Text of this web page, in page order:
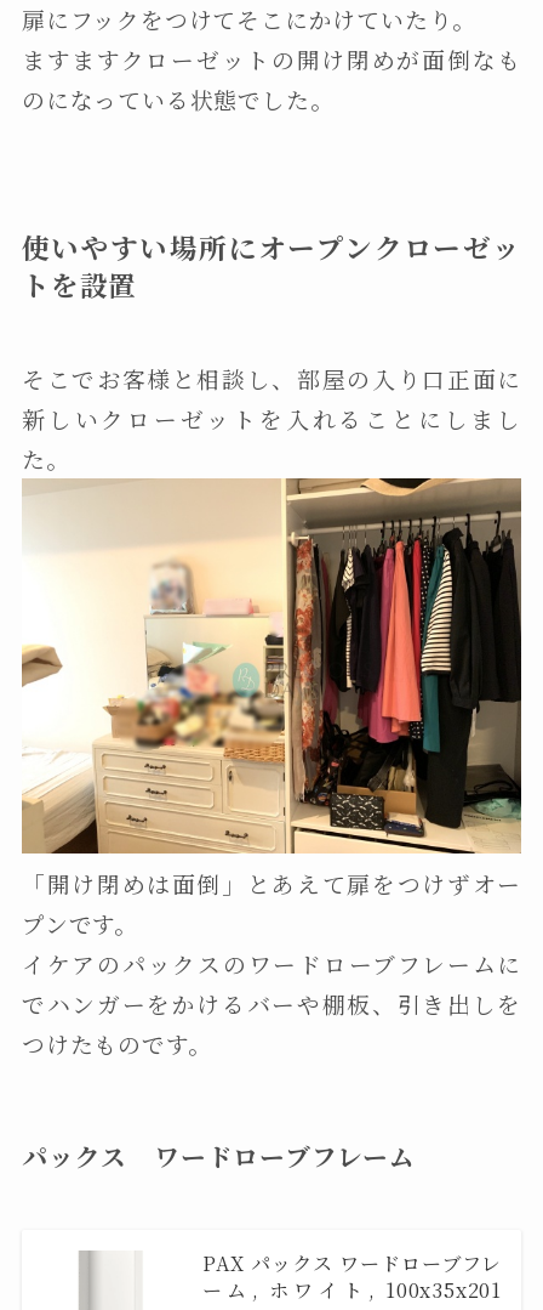
扉にフックをつけてそこにかけていたり。
ますますクローゼットの開け閉めが面倒なも
のになっている状態でした。
使いやすい場所にオープンクローゼッ
トを設置
そこでお客様と相談し、部屋の入り口正面に
新しいクローゼットを入れることにしまし
た。
「開け閉めは面倒」とあえて扉をつけずオー
プンです。
イケアのパックスのワードローブフレームに
でハンガーをかけるバーや棚板、引き出しを
つけたものです。
パックス ワードローブフレーム
PAX パックス ワードローブフレ
ーム, ホワイト, 100x35x201